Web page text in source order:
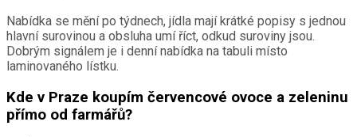
Nabídka se mění po týdnech, jídla mají krátké popisy s jednou
hlavní surovinou a obsluha umí říct, odkud suroviny jsou.
Dobrým signálem je i denní nabídka na tabuli místo
laminovaného lístku.
Kde v Praze koupím červencové ovoce a zeleninu
přímo od farmářů?